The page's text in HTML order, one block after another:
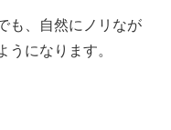
も、自然にノリなが
うになります。